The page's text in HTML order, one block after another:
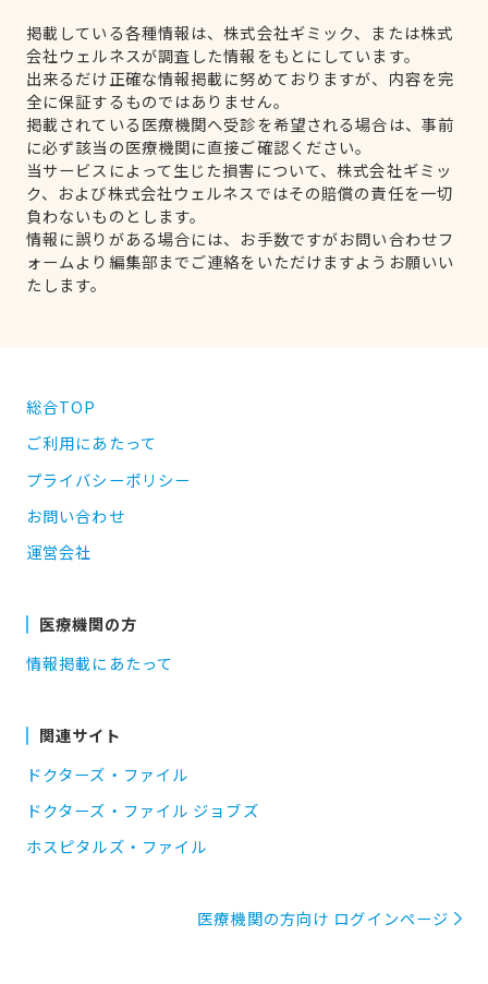
掲載している各種情報は、株式会社ギミック、または株式
会社ウェルネスが調査した情報をもとにしています。
出来るだけ正確な情報掲載に努めておりますが、内容を完
全に保証するものではありません。
掲載されている医療機関へ受診を希望される場合は、事前
に必ず該当の医療機関に直接ご確認ください。
当サービスによって生じた損害について、株式会社ギミッ
ク、および株式会社ウェルネスではその賠償の責任を一切
負わないものとします。
情報に誤りがある場合には、お手数ですがお問い合わせフ
ォームより編集部までご連絡をいただけますようお願いい
たします。
総合TOP
ご利用にあたって
プライバシーポリシー
お問い合わせ
運営会社
医療機関の方
情報掲載にあたって
関連サイト
ドクターズ・ファイル
ドクターズ・ファイル ジョブズ
ホスピタルズ・ファイル
医療機関の方向け ログインページ